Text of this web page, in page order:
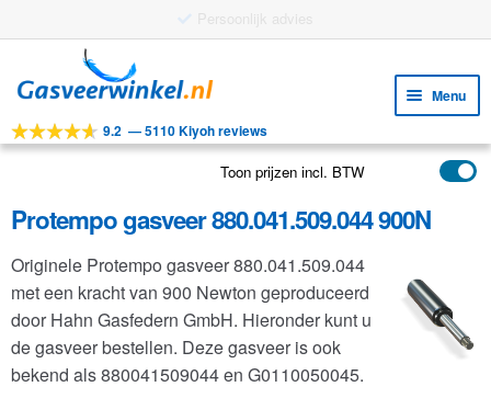
door
navigatie
naar
inhoud
Menu
Tools
Toepassingen
Klantenservice
FAQ
9.2 —5110 Kiyoh reviews
Toon prijzen incl. BTW
Protempo gasveer 880.041.509.044 900N
Originele Protempo gasveer 880.041.509.044
met een kracht van 900 Newton geproduceerd
door Hahn Gasfedern GmbH. Hieronder kunt u
de gasveer bestellen. Deze gasveer is ook
bekend als 880041509044 en G0110050045.